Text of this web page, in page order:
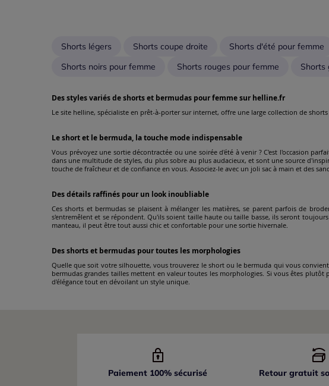
Shorts légers Shorts coupe droite Shorts d'été pour femme
Shorts noirs pour femme
Shorts rouges pour femme Shorts
Des styles variés de shorts et bermudas pour femme sur helline.fr
Le site helline, spécialiste en prêt-à-porter sur internet, offre une large collection de
Le short et le bermuda, la touche mode indispensable
Vous prévoyez une sortie décontractée ou une soirée d'été à venir ? C'est l'occasion
dans une multitude de styles, du plus sobre au plus audacieux, et sont une source
touche de fraîcheur et de confiance en vous. Associez-le avec un joli sac à main et des
Des détails raffinés pour un look inoubliable
Ces shorts et bermudas se plaisent à mélanger les matières, se parent parfois de
s'entremêlent et se répondent. Qu'ils soient taille haute ou taille basse, ils seront
manteau, il peut être tout aussi chic et confortable pour une sortie hivernale.
Des shorts et bermudas pour toutes les morphologies
Quelle que soit votre silhouette, vous trouverez le short ou le bermuda qui vous
bermudas grandes tailles mettent en valeur toutes les morphologies. Si vous êtes
d'élégance tout en dévoilant un style unique.
Paiement 100% sécurisé Retour gratuit